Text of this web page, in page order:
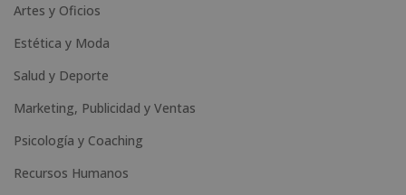
Artes y Oficios
Estética y Moda
Salud y Deporte
Marketing, Publicidad y Ventas
Psicología y Coaching
Recursos Humanos